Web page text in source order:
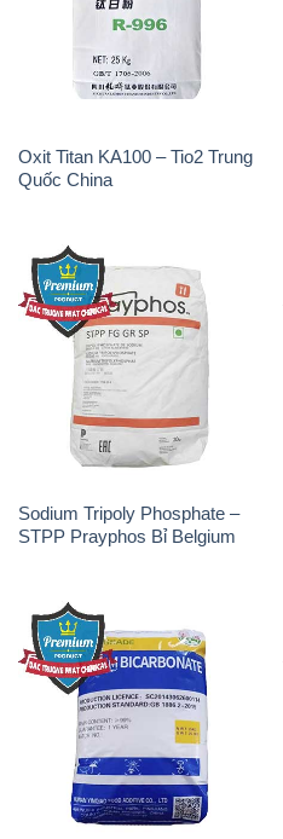
Oxit Titan KA100 – Tio2 Trung
Quốc China
Sodium Tripoly Phosphate –
STPP Prayphos Bỉ Belgium